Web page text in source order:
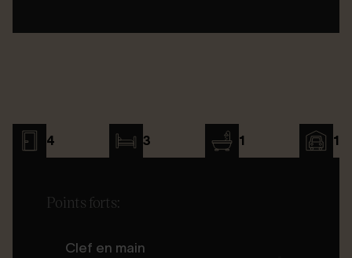
4 3 1 1
Points forts:
Clef en main